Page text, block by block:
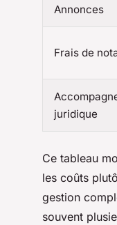
Annonces
Frais de
juridique
Ce tableau
les coûts
gestion
souvent